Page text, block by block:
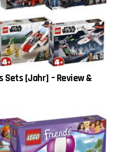
Sets [Jahr] – Review &